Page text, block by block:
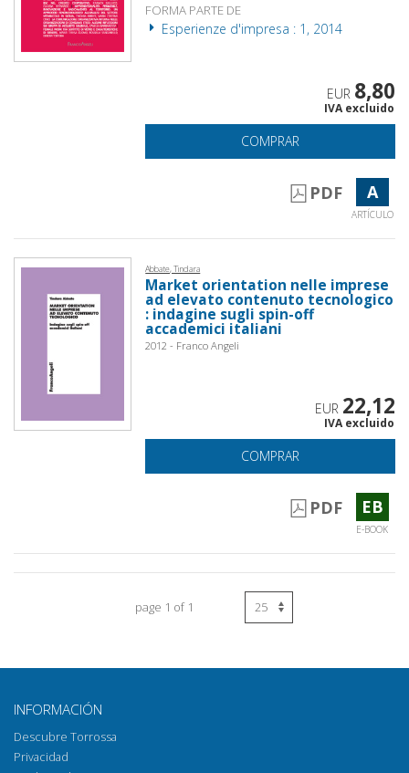
FORMA PARTE DE
Esperienze d'impresa : 1, 2014
EUR 8,80
IVA excluido
COMPRAR
PDF A
ARTÍCULO
Abbate, Tindara
Market orientation nelle imprese
ad elevato contenuto tecnologico
: indagine sugli spin-off
accademici italiani
2012 - Franco Angeli
EUR 22,12
IVA excluido
COMPRAR
PDF EB
E-BOOK
page 1 of 1
INFORMACIÓN
Descubre Torrossa
Privacidad